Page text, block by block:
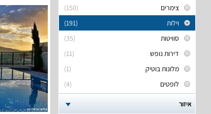
(150)
צימרים
(191)
וילות
(35)
סוויטות
(11)
דירות נופש
(1)
מלונות בוטיק
(4)
לופטים
איזור